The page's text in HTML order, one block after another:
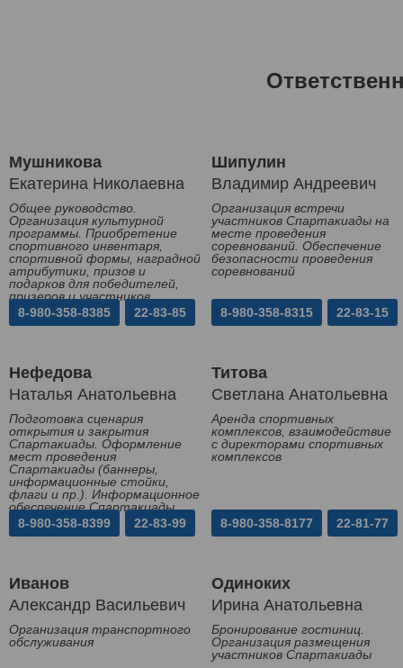
Мушникова
Екатерина Николаевна
Общее руководство.
Организация культурной
программы. Приобретение
спортивного инвентаря,
спортивной формы, наградной
атрибутики, призов и
подарков для победителей,
призеров и участников
Спартакиады
8-980-358-8385 22-83-85
Шипулин
Владимир Андреевич
Организация встречи
участников Спартакиады на
месте проведения
соревнований. Обеспечение
безопасности проведения
соревнований
8-980-358-8315 22-83-15
Нефедова
Наталья Анатольевна
Подготовка сценария
открытия и закрытия
Спартакиады. Оформление
мест проведения
Спартакиады (баннеры,
информационные стойки,
флаги и пр.). Информационное
обеспечение Спартакиады
8-980-358-8399
22-83-99
Титова
Светлана Анатольевна
Аренда спортивных
комплексов, взаимодействие
с директорами спортивных
комплексов
8-980-358-8177 22-81-77
Иванов
Александр Васильевич
Организация транспортного
обслуживания
Одиноких
Ирина Анатольевна
Бронирование гостиниц.
Организация размещения
участников Спартакиады